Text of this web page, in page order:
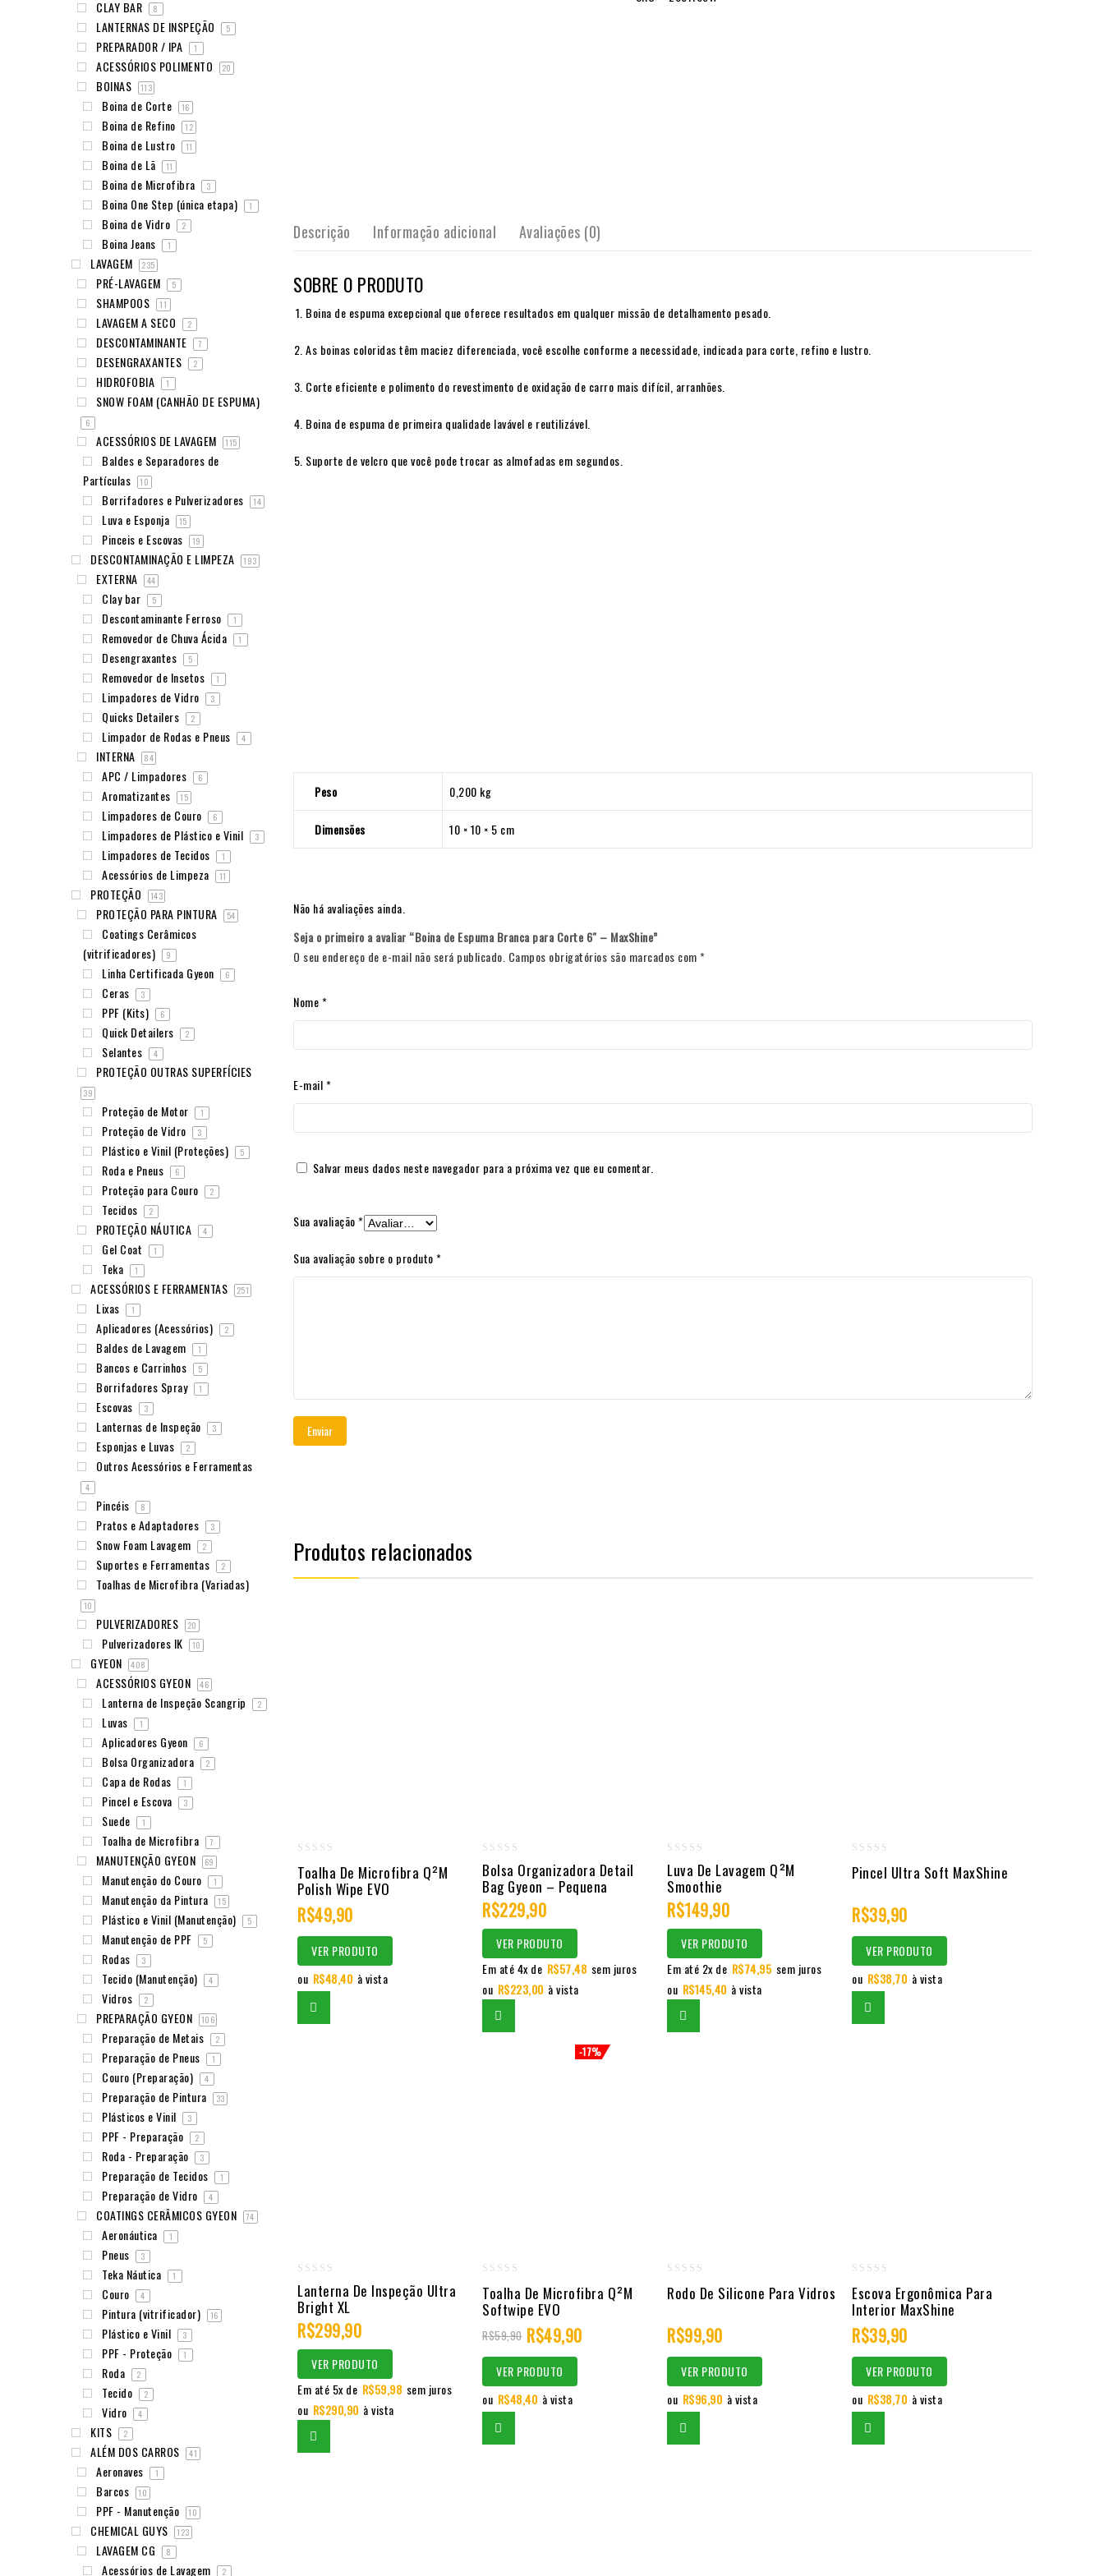
Descrição Informação adicional Avaliações (0)
SOBRE O PRODUTO
Boina de espuma excepcional que oferece resultados em qualquer missão de detalhamento pesado.
As boinas coloridas têm maciez diferenciada, você escolhe conforme a necessidade, indicada para corte, refino e lustro.
Corte eficiente e polimento do revestimento de oxidação de carro mais difícil, arranhões.
Boina de espuma de primeira qualidade lavável e reutilizável.
Suporte de velcro que você pode trocar as almofadas em segundos.
Peso 0,200 kg
Dimensões 10 × 10 × 5 cm
Não há avaliações ainda.
Seja o primeiro a avaliar “Boina de Espuma Branca para Corte 6″ – MaxShine”
O seu endereço de e-mail não será publicado. Campos obrigatórios são marcados com*
Nome*
E-mail*
Salvar meus dados neste navegador para a próxima vez que eu comentar.
Sua avaliação*
Sua avaliação sobre o produto*
Produtos relacionados
out
5
Toalha De Microfibra Q²M
Polish Wipe EVO
R$49,90
VER PRODUTO
ou R$48,40 à vista
0
out
of
Bolsa Organizadora Detail
Bag Gyeon – Pequena
R$229,90
VER PRODUTO
Em até 4x de R$57,48 sem juros
ou R$223,00 à vista
0
out
of
Luva De Lavagem Q²M
Smoothie
R$149,90
VER PRODUTO
Em até 2x de R$74,95 sem juros
ou R$145,40 à vista
5
Pincel Ultra Soft MaxShine
R$39,90
VER PRODUTO
ou R$38,70 à vista
0
out
of
Lanterna De Inspeção Ultra
Bright XL
R$299,90
VER PRODUTO
Em até 5x de R$59,98 sem juros
ou R$290,90 à vista
-17%
out
Toalha De Microfibra Q²M
Softwipe EVO
R$59,90 R$49,90
VER PRODUTO
ou R$48,40 à vista
5
Rodo De Silicone Para Vidros
R$99,90
VER PRODUTO
ou R$96,90 à vista
out
5
Escova Ergonômica Para
Interior MaxShine
R$39,90
VER PRODUTO
ou R$38,70 à vista
CLAY BAR 8
LANTERNAS DE INSPEÇÃO 5
PREPARADOR / IPA 1
ACESSÓRIOS POLIMENTO 20
BOINAS 113
Boina de Corte 16
Boina de Refino 12
Boina de Lustro 11
Boina de Lã 11
Boina de Microfibra 3
Boina One Step (única etapa) 1
Boina de Vidro 2
Boina Jeans 1
LAVAGEM 235
PRÉ-LAVAGEM 5
SHAMPOOS 11
LAVAGEM A SECO 2
DESCONTAMINANTE 7
DESENGRAXANTES 2
HIDROFOBIA 1
SNOW FOAM (CANHÃO DE ESPUMA)
6
ACESSÓRIOS DE LAVAGEM 115
Baldes e Separadores de
Partículas
10
Borrifadores e Pulverizadores 14
Luva e Esponja 15
Pinceis e Escovas 19
DESCONTAMINAÇÃO E LIMPEZA 193
EXTERNA 44
Clay bar 5
Descontaminante Ferroso 1
Removedor de Chuva Ácida 1
Desengraxantes 5
Removedor de Insetos 1
Limpadores de Vidro 3
Quicks Detailers 2
Limpador de Rodas e Pneus 4
INTERNA 84
APC / Limpadores 6
Aromatizantes 15
Limpadores de Couro 6
Limpadores de Plástico e Vinil 3
Limpadores de Tecidos 1
Acessórios de Limpeza 11
PROTEÇÃO 143
PROTEÇÃO PARA PINTURA 54
Coatings Cerâmicos
(vitrificadores)
9
Linha Certificada Gyeon 6
Ceras 3
PPF (Kits) 6
Quick Detailers 2
Selantes 4
PROTEÇÃO OUTRAS SUPERFÍCIES
39
Proteção de Motor 1
Proteção de Vidro 3
Plástico e Vinil (Proteções) 5
Roda e Pneus 6
Proteção para Couro 2
Tecidos 2
PROTEÇÃO NÁUTICA 4
Gel Coat 1
Teka 1
ACESSÓRIOS E FERRAMENTAS 251
Lixas 1
Aplicadores (Acessórios) 2
Baldes de Lavagem 1
Bancos e Carrinhos 5
Borrifadores Spray 1
Escovas 3
Lanternas de Inspeção 3
Esponjas e Luvas 2
Outros Acessórios e Ferramentas
4
Pincéis 8
Pratos e Adaptadores 3
Snow Foam Lavagem 2
Suportes e Ferramentas 2
Toalhas de Microfibra (Variadas)
10
PULVERIZADORES 20
Pulverizadores IK 10
GYEON 408
ACESSÓRIOS GYEON 46
Lanterna de Inspeção Scangrip 2
Luvas 1
Aplicadores Gyeon 6
Bolsa Organizadora 2
Capa de Rodas 1
Pincel e Escova 3
Suede 1
Toalha de Microfibra 7
MANUTENÇÃO GYEON 69
Manutenção do Couro 1
Manutenção da Pintura 15
Plástico e Vinil (Manutenção) 5
Manutenção de PPF 5
Rodas 3
Tecido (Manutenção) 4
Vidros 2
PREPARAÇÃO GYEON 106
Preparação de Metais 2
Preparação de Pneus 1
Couro (Preparação) 4
Preparação de Pintura 33
Plásticos e Vinil 3
PPF - Preparação 2
Roda - Preparação 3
Preparação de Tecidos 1
Preparação de Vidro 4
COATINGS CERÂMICOS GYEON 74
Aeronáutica 1
Pneus 3
Teka Náutica 1
Couro 4
Pintura (vitrificador) 16
Plástico e Vinil 3
PPF - Proteção 1
Roda 2
Tecido 2
Vidro 4
KITS 2
ALÉM DOS CARROS 41
Aeronaves 1
Barcos 10
PPF - Manutenção 10
CHEMICAL GUYS 123
LAVAGEM CG 8
Acessórios de Lavagem 2